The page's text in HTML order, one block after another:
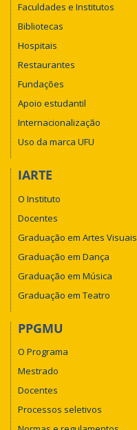
Faculdades e Institutos
Bibliotecas
Hospitais
Restaurantes
Fundações
Apoio estudantil
Internacionalização
Uso da marca UFU
IARTE
O Instituto
Docentes
Graduação em Artes Visuais
Graduação em Dança
Graduação em Música
Graduação em Teatro
PPGMU
O Programa
Mestrado
Docentes
Processos seletivos